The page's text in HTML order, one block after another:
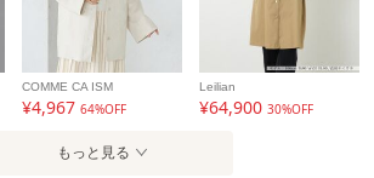
COMME CA ISM
¥4,96764%OFF
Leilian
¥64,90030%OFF
もっと見る